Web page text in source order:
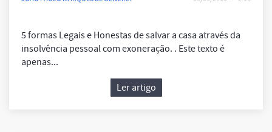
5 formas Legais e Honestas de salvar a casa através da
insolvência pessoal com exoneração. . Este texto é
apenas...
Ler artigo